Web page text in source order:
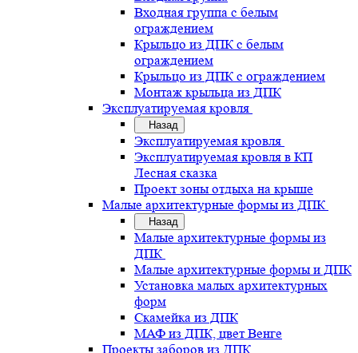
Входная группа с белым
ограждением
Крыльцо из ДПК с белым
ограждением
Крыльцо из ДПК с ограждением
Монтаж крыльца из ДПК
Эксплуатируемая кровля
Назад
Эксплуатируемая кровля
Эксплуатируемая кровля в КП
Лесная сказка
Проект зоны отдыха на крыше
Малые архитектурные формы из ДПК
Назад
Малые архитектурные формы из
ДПК
Малые архитектурные формы и ДПК
Установка малых архитектурных
форм
Скамейка из ДПК
МАФ из ДПК, цвет Венге
Проекты заборов из ДПК